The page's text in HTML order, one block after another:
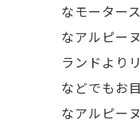
なモーター
なアルピー
ランドより
などでもお
なアルピー